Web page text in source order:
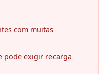
com muitas
pode exigir recarga